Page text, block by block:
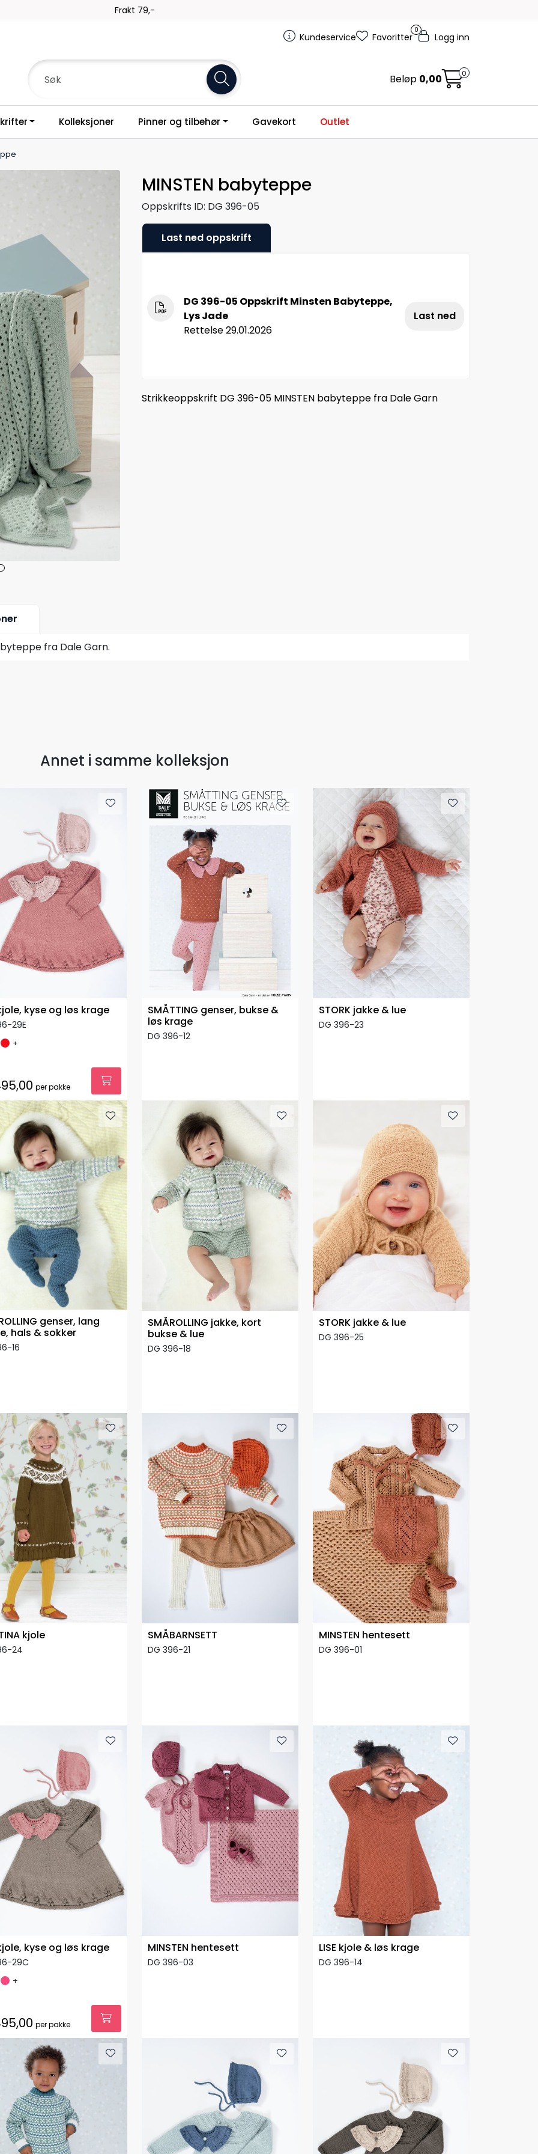
Frakt 79,-
Kundeservice
0
Favoritter Logg inn
Beløp 0,00 0
Kolleksjoner Pinner og tilbehør Gavekort Outlet
MINSTEN babyteppe
Oppskrifts ID: DG 396-05
Last ned oppskrift
DG 396-05 Oppskrift Minsten Babyteppe,
Lys Jade
Rettelse 29.01.2026
Last ned
Strikkeoppskrift DG 396-05 MINSTEN babyteppe fra Dale Garn
fra Dale Garn.
Annet i samme kolleksjon
kyse og løs krage
29E
+
per pakke
SMÅTTING genser, bukse &
løs krage
DG 396-12
STORK jakke & lue
DG 396-23
genser, lang
hals & sokker
16
SMÅROLLING jakke, kort
bukse & lue
DG 396-18
STORK jakke & lue
DG 396-25
kjole
24
SMÅBARNSETT
DG 396-21
MINSTEN hentesett
DG 396-01
kyse og løs krage
29C
+
per pakke
MINSTEN hentesett
DG 396-03
LISE kjole & løs krage
DG 396-14